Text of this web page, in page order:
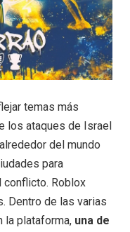
temas más
los ataques de Israel
del mundo
para
Roblox
Dentro de las varias
la plataforma, una de